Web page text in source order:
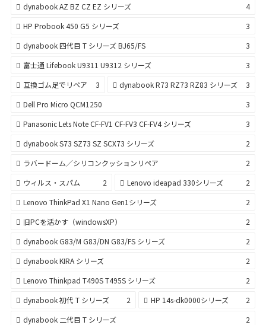
dynabook AZ BZ CZ EZ シリーズ
4
HP Probook 450 G5 シリーズ
3
dynabook 四代目 T シリーズ BJ65/FS
3
富士通 Lifebook U9311 U9312 シリーズ
3
互換ゴム足でリペア
3 dynabook R73 RZ73 RZ83 シリーズ
3
Dell Pro Micro QCM1250
3
Panasonic Lets Note CF-FV1 CF-FV3 CF-FV4 シリーズ
3
dynabook S73 SZ73 SZ SCX73 シリーズ
2
ラバードーム／シリコンクッションリペア
2
ウィルス・スパム
2 Lenovo ideapad 330シリーズ
2
Lenovo ThinkPad X1 Nano Gen1シリーズ
2
旧PCを活かす（windowsXP）
2
dynabook G83/M G83/DN G83/FS シリーズ
2
dynabook KIRA シリーズ
2
Lenovo Thinkpad T490S T495S シリーズ
2
dynabook 初代 T シリーズ
2 HP 14s-dk0000シリーズ
2
dynabook 二代目 T シリーズ
2